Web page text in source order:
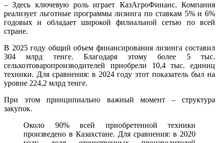
– Здесь ключевую роль играет КазАгроФинанс. Компания
реализует льготные программы лизинга по ставкам 5% и 6%
годовых и обладает широкой филиальной сетью по всей
стране.
В 2025 году общий объем финансирования лизинга составил
304 млрд тенге. Благодаря этому более 5 тыс.
сельхозтоваропроизводителей приобрели 10,4 тыс. единиц
техники. Для сравнения: в 2024 году этот показатель был на
уровне 224,2 млрд тенге.
При этом принципиально важный момент – структура
закупок.
Около 90% всей приобретенной техники
произведено в Казахстане. Для сравнения: в 2020